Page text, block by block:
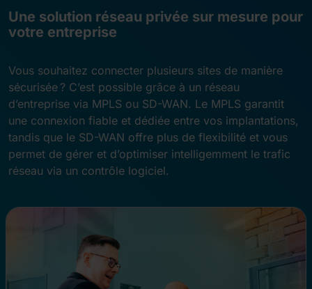
Une solution réseau privée sur mesure pour
votre entreprise
Vous souhaitez connecter plusieurs sites de manière
sécurisée ? C’est possible grâce à un réseau
d’entreprise via MPLS ou SD-WAN. Le MPLS garantit
une connexion fiable et dédiée entre vos implantations,
tandis que le SD-WAN offre plus de flexibilité et vous
permet de gérer et d’optimiser intelligemment le trafic
réseau via un contrôle logiciel.